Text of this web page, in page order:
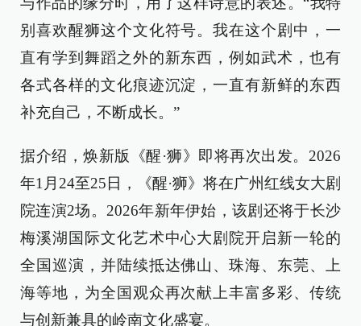
别喜欢醒狮这个文化符号。我在这个剧中，一
直有学到舞蹈之外的新东西，例如武术，也有
各式各样的文化痕迹沉淀，一直有新鲜的东西
补充自己，不断成长。”
据介绍，焕新版《醒·狮》即将再次出发。2026
年1月24至25日，《醒·狮》将在广州红线女大剧
院连演2场。2026年新年伊始，该剧还将于长沙
梅溪湖国际文化艺术中心大剧院开启新一轮的
全国巡演，并陆续抵达佛山、珠海、东莞、上
海等地，为全国观众再次献上丰富多彩、传统
与创新兼具的岭南文化盛宴。